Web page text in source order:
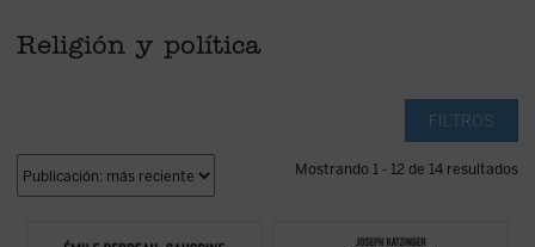
Religión y política
FILTROS
Mostrando 1 - 12 de 14 resultados
Catolicismo y democracia
El propósito de este libro no es otro que